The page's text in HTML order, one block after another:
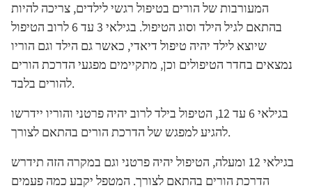
המעורבות של הורים בטיפול רגשי לילדים, צריכה להיות
בהתאם לגיל הילד וסוג הטיפול. בגילאי 3 עד 6 לרוב הטיפול
שיוצא לילד יהיה טיפול דיאדי, כאשר גם הילד וגם הוריו
נמצאים בחדר הטיפולים וכן, מתקיימים מפגעי הדרכת הורים
להורים בלבד.
בגילאי 6 עד 12, הטיפול בילד לרוב יהיה פרטני והוריו יידרשו
להגיע למפגש של הדרכת הורים בהתאם לצורך.
בגילאי 12 ומעלה, הטיפול יהיה פרטני וגם במקרה הזה תידרש
הדרכת הורים בהתאם לצורך. המטפל יקבע כמה פעמים